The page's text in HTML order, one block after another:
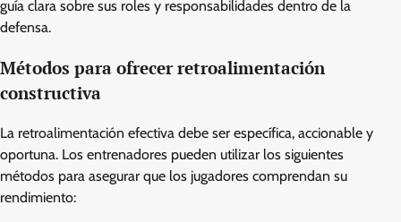
guía clara sobre sus roles y responsabilidades dentro de la
defensa.
Métodos para ofrecer retroalimentación
constructiva
La retroalimentación efectiva debe ser específica, accionable y
oportuna. Los entrenadores pueden utilizar los siguientes
métodos para asegurar que los jugadores comprendan su
rendimiento: